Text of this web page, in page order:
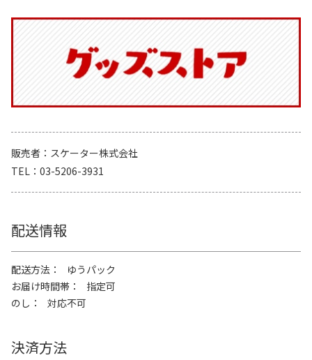
販売者
スケーター株式会社
TEL
03-5206-3931
配送情報
配送方法
ゆうパック
お届け時間帯
指定可
のし
対応不可
決済方法